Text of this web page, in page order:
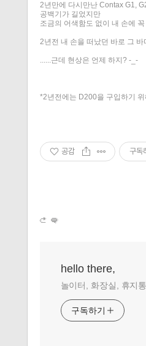
2년만에 다시만난 Contax G1,
공백기가 길었지만
조금의 어색함도 없이 내 손에
2년전 내 손을 떠났던 바로 그
......근데 현상은 언제 하지? -_-
*2년전에는 D200을 구입하기
공감 구독
hello there,
놀이터, 화장실, 휴지
구독하기